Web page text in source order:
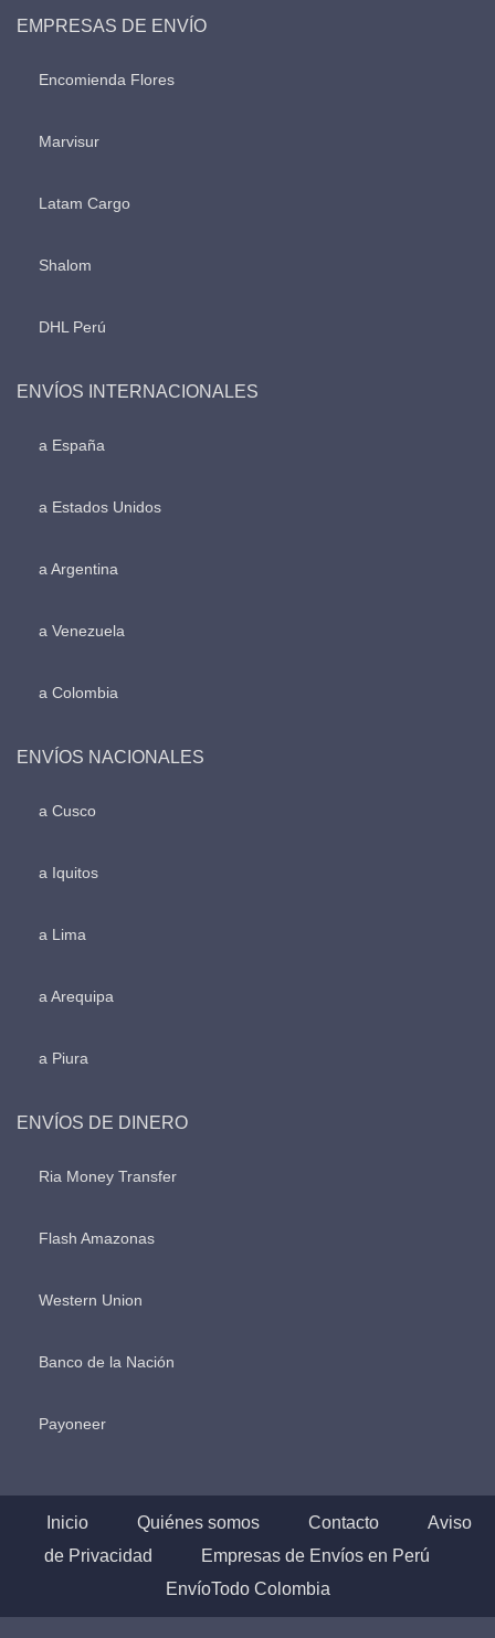
EMPRESAS DE ENVÍO
Encomienda Flores
Marvisur
Latam Cargo
Shalom
DHL Perú
ENVÍOS INTERNACIONALES
a España
a Estados Unidos
a Argentina
a Venezuela
a Colombia
ENVÍOS NACIONALES
a Cusco
a Iquitos
a Lima
a Arequipa
a Piura
ENVÍOS DE DINERO
Ria Money Transfer
Flash Amazonas
Western Union
Banco de la Nación
Payoneer
Inicio Quiénes somos Contacto
Aviso
de Privacidad
Empresas de Envíos en Perú
EnvíoTodo Colombia